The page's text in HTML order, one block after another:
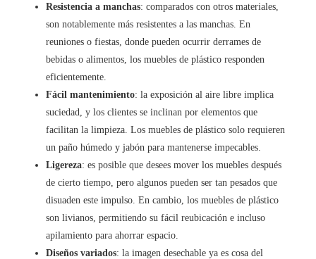
Resistencia a manchas: comparados con otros materiales,
son notablemente más resistentes a las manchas. En
reuniones o fiestas, donde pueden ocurrir derrames de
bebidas o alimentos, los muebles de plástico responden
eficientemente.
Fácil mantenimiento: la exposición al aire libre implica
suciedad, y los clientes se inclinan por elementos que
facilitan la limpieza. Los muebles de plástico solo requieren
un paño húmedo y jabón para mantenerse impecables.
Ligereza: es posible que desees mover los muebles después
de cierto tiempo, pero algunos pueden ser tan pesados que
disuaden este impulso. En cambio, los muebles de plástico
son livianos, permitiendo su fácil reubicación e incluso
apilamiento para ahorrar espacio.
Diseños variados: la imagen desechable ya es cosa del